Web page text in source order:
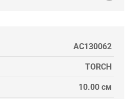
AC130062
TORCH
10.00 см